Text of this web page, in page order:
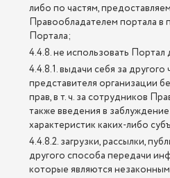
либо по частям,
Правообладателем портала в
Портала;
4.4.8. не использовать Портал
4.4.8.1. выдачи себя за другого
представителя организации
прав, в т. ч. за сотрудников
также введения в
характеристик каких-либо
4.4.8.2. загрузки, рассылки,
другого способа передачи
которые являются